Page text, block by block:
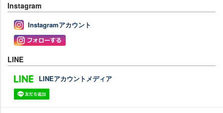
Instagram
Instagramアカウント
LINE
LINEアカウントメディア